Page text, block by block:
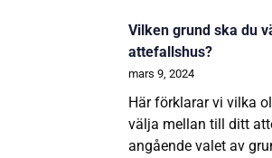
Vilken grund ska du
attefallshus?
mars 9, 2024
Här förklarar vi vilka
välja mellan till ditt
angående valet av